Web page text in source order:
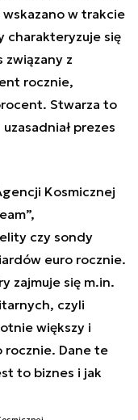
w trakcie
charakteryzuje się
związany z
rocznie,
Stwarza to
prezes
Kosmicznej
czy sondy
euro rocznie.
zajmuje się m.in.
czyli
większy i
rocznie. Dane te
to biznes i jak